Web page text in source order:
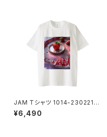
JAM Tシャツ 1014-2302212
25
¥6,490